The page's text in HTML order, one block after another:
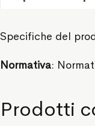
Specifiche del
Normativa:
Prodotti